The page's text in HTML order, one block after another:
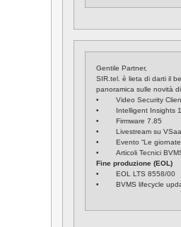
Gentile Partner,
SIR.tel. è lieta di darti il
panoramica sulle novità
• Video Security
• Intelligent Insights
• Firmware 7.85
• Livestream su
• Evento “Le giornate
• Articoli Tecnici
Fine produzione (EOL)
• EOL LTS 8558/00
• BVMS lifecycle